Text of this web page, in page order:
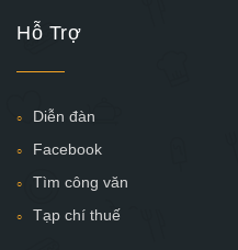
Hỗ Trợ
Diễn đàn
Facebook
Tìm công văn
Tạp chí thuế